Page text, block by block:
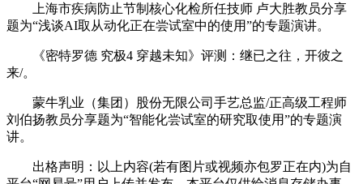
上海市疾病防止节制核心化检所任技师 卢大胜教员分享
题为“浅谈AI取从动化正在尝试室中的使用”的专题演讲。
《密特罗德 究极4 穿越未知》评测：继已之往，开彼之
来/。
蒙牛乳业（集团）股份无限公司手艺总监/正高级工程师
刘伯扬教员分享题为“智能化尝试室的研究取使用”的专题演
讲。
出格声明：以上内容(若有图片或视频亦包罗正在内)为自